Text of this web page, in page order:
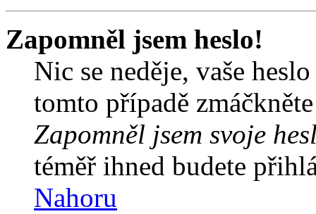
Zapomněl jsem heslo!
Nic se neděje, vaše
tomto případě
Zapomněl jsem svoje
téměř ihned budete
Nahoru